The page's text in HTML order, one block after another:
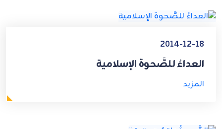
2014-12-18
العداءُ للصَّحوة الإسلامية
المزيد